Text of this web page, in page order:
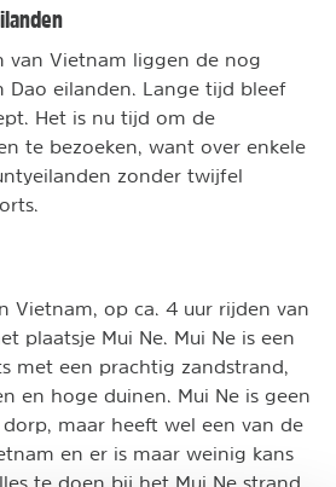
van Vietnam liggen de nog
Dao eilanden. Lange tijd bleef
Het is nu tijd om de
te bezoeken, want over enkele
zonder twijfel
Vietnam, op ca. 4 uur rijden van
plaatsje Mui Ne. Mui Ne is een
met een prachtig zandstrand,
en hoge duinen. Mui Ne is geen
maar heeft wel een van de
en er is maar weinig kans
te doen bij het Mui Ne strand,